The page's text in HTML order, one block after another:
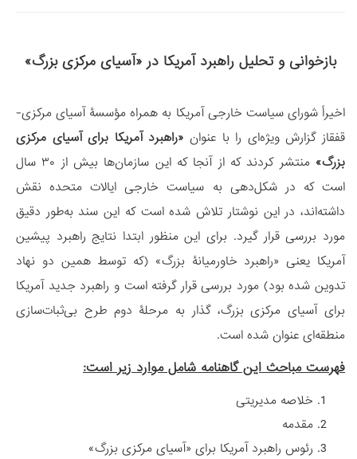
بازخوانی و تحلیل راهبرد آمریکا در «آسیای مرکزی بزرگ»
اخیراً شورای سیاست خارجی آمریکا به همراه مؤسسۀ آسیای مرکزی-
قفقاز گزارش ویژه‌ای را با عنوان «راهبرد آمریکا برای آسیای مرکزی
بزرگ»
منتشر کردند که از آنجا که این سازمان‌ها بیش از ۳۰ سال
است که در شکل‌دهی به سیاست خارجی ایالات متحده نقش
داشته‌اند، در این نوشتار تلاش شده است که این سند به‌طور دقیق
مورد بررسی قرار گیرد. برای این منظور ابتدا نتایج راهبرد پیشین
آمریکا یعنی «راهبرد خاورمیانۀ بزرگ» (که توسط همین دو نهاد
تدوین شده بود) مورد بررسی قرار گرفته است و راهبرد جدید آمریکا
برای آسیای مرکزی بزرگ، گذار به مرحلۀ دوم طرح بی‌ثبات‌سازی
منطقه‌ای عنوان شده است.
فهرست مباحث این گاهنامه شامل موارد زیر است:
خلاصه مدیریتی
مقدمه
رئوس راهبرد آمریکا برای «آسیای مرکزی بزرگ»